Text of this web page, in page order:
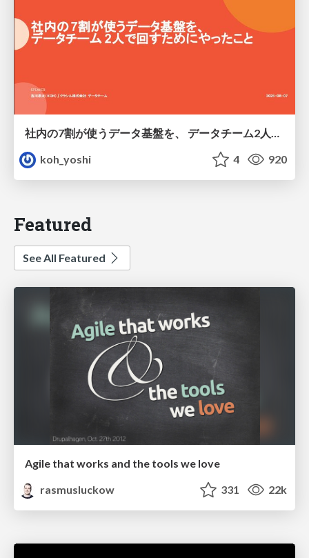
社内の7割が使うデータ基盤を、 データチーム2人で回すためにやったこと
koh_yoshi
4 920
Featured
See All Featured
Agile that works and the tools we love
rasmusluckow
331 22k